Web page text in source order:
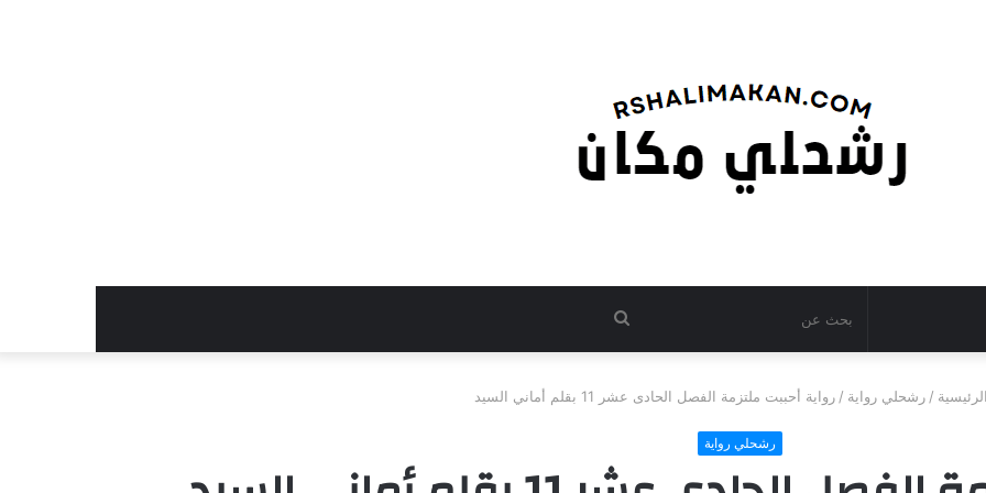
بحث
الرئيسية / رشحلي رواية / رواية أحببت ملتزمة الفصل الحادى عشر 11 بقلم أماني السيد
رشحلي رواية